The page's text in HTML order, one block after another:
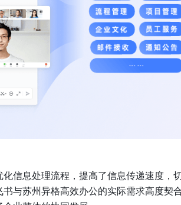
信息处理流程，提高了信息传递速度，
与苏州异格高效办公的实际需求高度契